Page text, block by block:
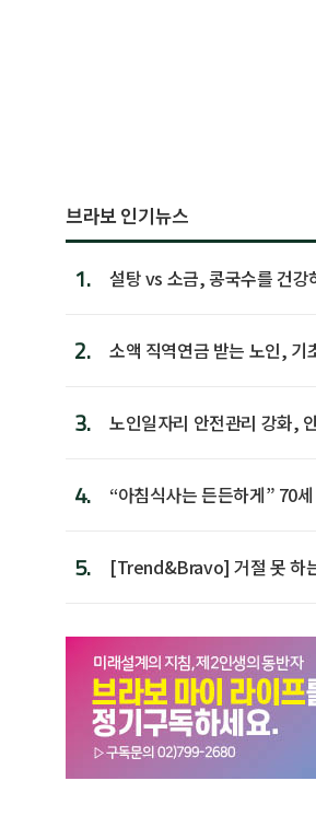
브라보 인기뉴스
1. 설탕 vs 소금, 콩국수를 건강
2.
소액 직역연금 받는 노인, 기
3.
노인일자리 안전관리 강화,
4.
“아침식사는 든든하게” 70
5.
[Trend&Bravo] 거절 못 하